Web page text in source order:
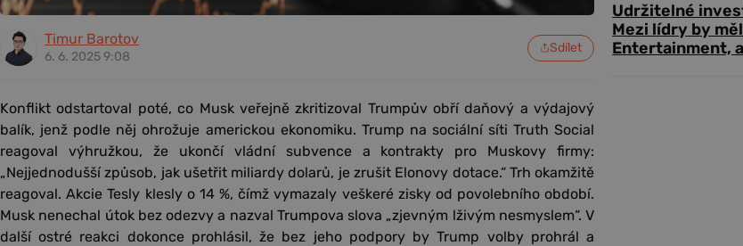
Timur Barotov
6. 6. 2025 9:08
Sdílet
Konflikt odstartoval poté, co Musk veřejně zkritizoval Trumpův obří daňový a výdajový
balík, jenž podle něj ohrožuje americkou ekonomiku. Trump na sociální síti Truth Social
reagoval výhružkou, že ukončí vládní subvence a kontrakty pro Muskovy firmy:
„Nejjednodušší způsob, jak ušetřit miliardy dolarů, je zrušit Elonovy dotace.“ Trh okamžitě
reagoval. Akcie Tesly klesly o 14 %, čímž vymazaly veškeré zisky od povolebního období.
Musk nenechal útok bez odezvy a nazval Trumpova slova „zjevným lživým nesmyslem“. V
další ostré reakci dokonce prohlásil, že bez jeho podpory by Trump volby prohrál a
Udržitelné
Mezi lídry by
Entertainment,